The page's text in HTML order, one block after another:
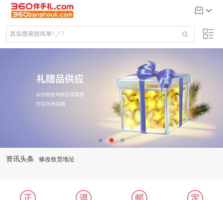
资讯头条 商品发布
礼品定制说明